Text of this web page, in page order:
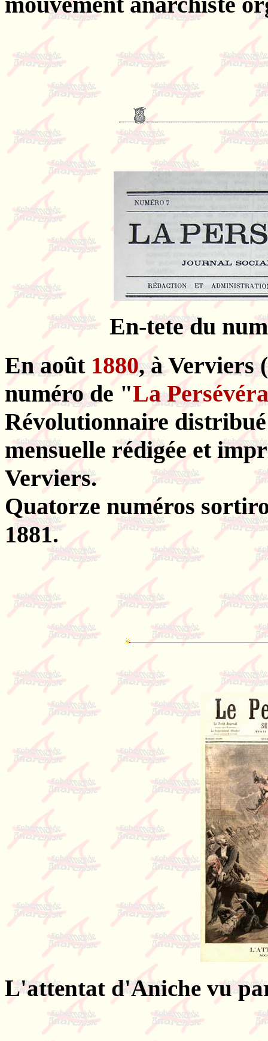
En-tete du
En août 1880, à Verviers
numéro de "La
Révolutionnaire
mensuelle rédigée et
Verviers.
Quatorze numéros
1881.
L'attentat d'Aniche vu